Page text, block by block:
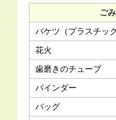
ご
バケツ（プラスチッ
花火
歯磨きのチューブ
バインダー
バッグ